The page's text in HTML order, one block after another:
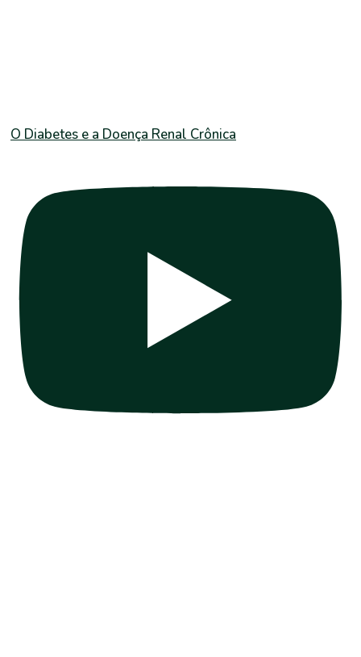
O Diabetes e a Doença Renal Crônica